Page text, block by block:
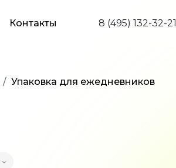
Контакты 8 (495) 132-32-21
Упаковка для ежедневников